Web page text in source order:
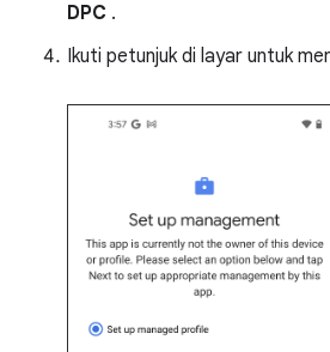
DPC .
Ikuti petunjuk di layar untuk